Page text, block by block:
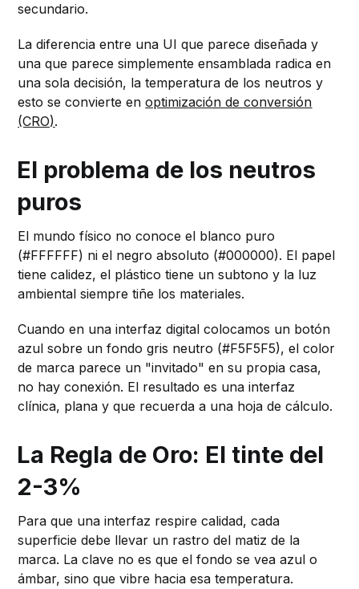
secundario.
La diferencia entre una UI que parece diseñada y
una que parece simplemente ensamblada radica en
una sola decisión, la temperatura de los neutros y
esto se convierte enoptimización de conversión
(CRO).
El problema de los neutros
puros
El mundo físico no conoce el blanco puro
(#FFFFFF) ni el negro absoluto (#000000). El papel
tiene calidez, el plástico tiene un subtono y la luz
ambiental siempre tiñe los materiales.
Cuando en una interfaz digital colocamos un botón
azul sobre un fondo gris neutro (#F5F5F5), el color
de marca parece un "invitado" en su propia casa,
no hay conexión. El resultado es una interfaz
clínica, plana y que recuerda a una hoja de cálculo.
La Regla de Oro: El tinte del
2-3%
Para que una interfaz respire calidad, cada
superficie debe llevar un rastro del matiz de la
marca. La clave no es que el fondo se vea azul o
ámbar, sino que vibre hacia esa temperatura.